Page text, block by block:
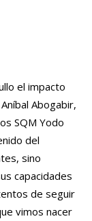
el impacto
Abogabir,
SQM Yodo
del
sino
capacidades
de seguir
vimos nacer